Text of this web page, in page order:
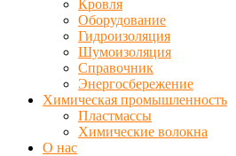
Кровля
Оборудование
Гидроизоляция
Шумоизоляция
Справочник
Энергосбережение
Химическая промышленность
Пластмассы
Химические волокна
О нас